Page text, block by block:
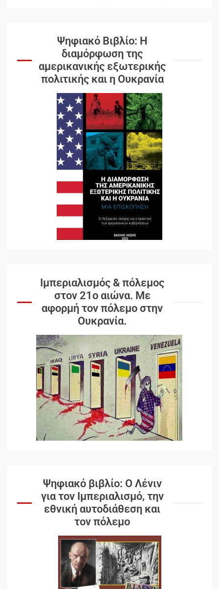
Ψηφιακό Βιβλίο: Η
διαμόρφωση της
αμερικανικής εξωτερικής
πολιτικής και η Ουκρανία
Ιμπεριαλισμός & πόλεμος
στον 21ο αιώνα. Mε
αφορμή τον πόλεμο στην
Ουκρανία.
Ψηφιακό βιβλίο: Ο Λένιν
για τον Ιμπεριαλισμό, την
εθνική αυτοδιάθεση και
τον πόλεμο